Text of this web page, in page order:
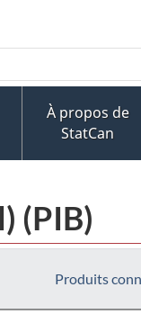
À propos de
StatCan
(PIB)
Produits